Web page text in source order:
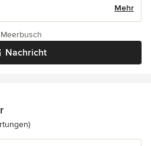
Mehr
Nachricht
5 von 5 Sternen